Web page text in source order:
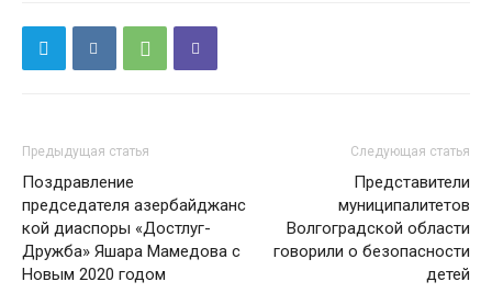
Предыдущая статья
Поздравление
председателя азербайджанс
кой диаспоры «Достлуг-
Дружба» Яшара Мамедова с
Новым 2020 годом
Следующая статья
Представители
муниципалитетов
Волгоградской области
говорили о безопасности
детей